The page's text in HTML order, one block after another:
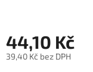
44,10 Kč
39,40 Kč bez DPH